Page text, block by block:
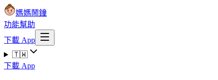
媽媽鬧鐘
功能幫助
下載 App
🇹🇼
下載 App